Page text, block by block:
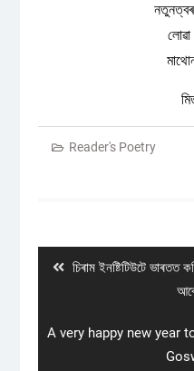
Reader's Poetry
Previous
চিৰাম ইনষ্টিটিউটে ভাৰতত
Next
A very happy new year